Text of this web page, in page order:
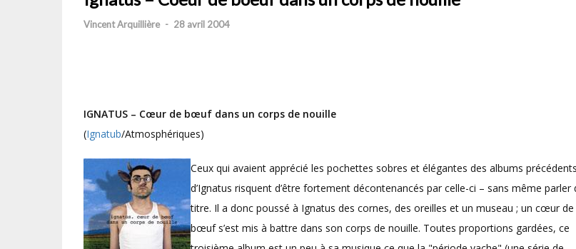
Vincent Arquillière - 28 avril 2004
IGNATUS – Cœur de bœuf dans un corps de nouille
(Ignatub/Atmosphériques)
Ceux qui avaient apprécié les pochettes sobres et élégantes des albums précédents
d’Ignatus risquent d’être fortement décontenancés par celle-ci – sans même parler
titre. Il a donc poussé à Ignatus des cornes, des oreilles et un museau ; un cœur de
bœuf s’est mis à battre dans son corps de nouille. Toutes proportions gardées, ce